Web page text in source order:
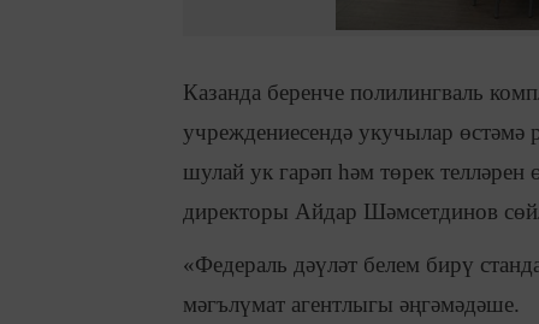
Казанда беренче полилингваль
учреждениесендә укучылар өстәмә
шулай ук гарәп һәм төрек телләрен
директоры Айдар Шәмсетдинов
«Федераль дәүләт белем бирү
мәгълүмат агентлыгы әңгәмәдәше.